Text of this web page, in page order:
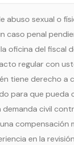
abuso sexual o
caso penal
oficina del fiscal
regular con
tiene derecho a
para que pueda
demanda civil
compensación
en la